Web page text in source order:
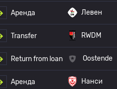
Аренда Левен
Transfer RWDM
Return from loan Oostende
Аренда Нанси